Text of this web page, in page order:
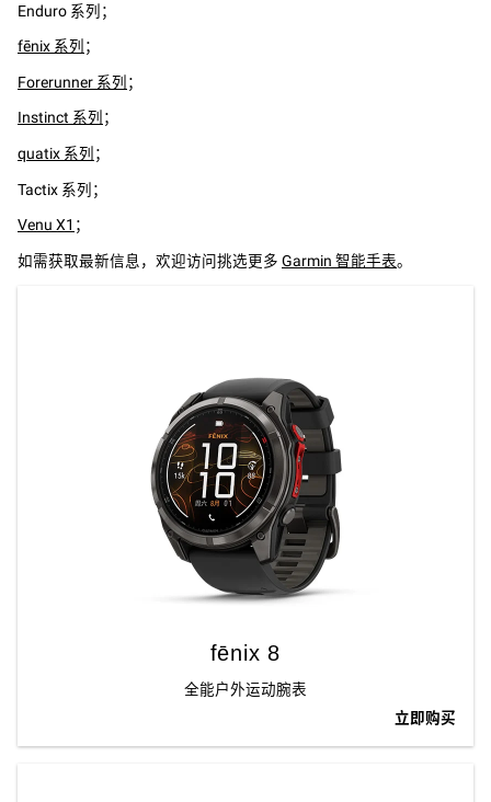
Enduro 系列；
fēnix 系列 ；
Forerunner 系列 ；
Instinct 系列 ；
quatix 系列 ；
Tactix 系列；
Venu X1 ；
如需获取最新信息，欢迎访问挑选更多 Garmin 智能手表。
fēnix 8
全能户外运动腕表
立即购买